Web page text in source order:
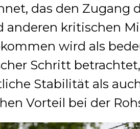
das den Zugang
anderen kritischen
wird als
Schritt
Stabilität als
Vorteil bei der